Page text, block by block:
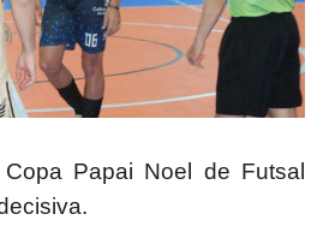
Papai Noel de Futsal